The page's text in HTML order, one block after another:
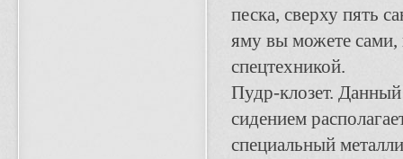
песка, сверху пять
яму вы можете сами,
спецтехникой.
Пудр-клозет.
сидением
специальный